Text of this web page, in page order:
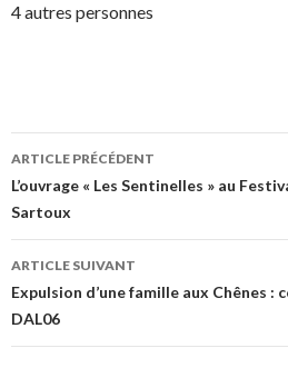
4 autres personnes
Navigation
des
articles
ARTICLE PRÉCÉDENT
L’ouvrage « Les Sentinelles » au
Sartoux
ARTICLE SUIVANT
Expulsion d’une famille aux Chênes :
DAL06